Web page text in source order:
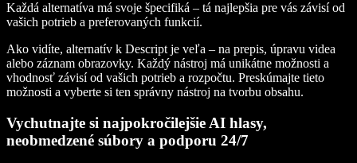
Každá alternatíva má svoje špecifiká – tá najlepšia pre vás závisí od
vašich potrieb a preferovaných funkcií.
Ako vidíte, alternatív k Descript je veľa – na prepis, úpravu videa
alebo záznam obrazovky. Každý nástroj má unikátne možnosti a
vhodnosť závisí od vašich potrieb a rozpočtu. Preskúmajte tieto
možnosti a vyberte si ten správny nástroj na tvorbu obsahu.
Vychutnajte si najpokročilejšie AI hlasy,
neobmedzené súbory a podporu 24/7